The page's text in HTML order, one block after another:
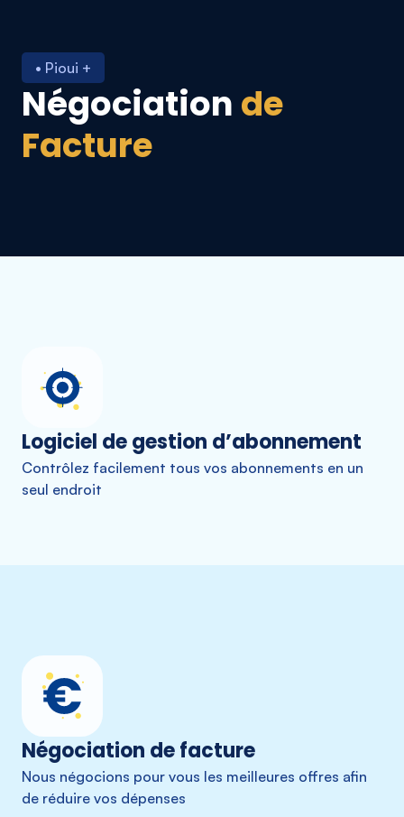
• Pioui +
Négociation de
Facture
Logiciel de gestion d’abonnement
Contrôlez facilement tous vos abonnements en un
seul endroit
Négociation de facture
Nous négocions pour vous les meilleures offres afin
de réduire vos dépenses